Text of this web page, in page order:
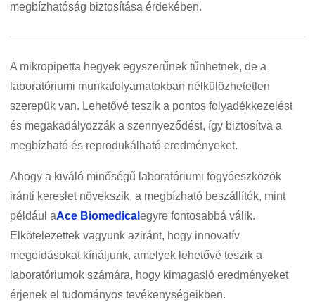
megbízhatóság biztosítása érdekében.
A mikropipetta hegyek egyszerűnek tűnhetnek, de a
laboratóriumi munkafolyamatokban nélkülözhetetlen
szerepük van. Lehetővé teszik a pontos folyadékkezelést
és megakadályozzák a szennyeződést, így biztosítva a
megbízható és reprodukálható eredményeket.
Ahogy a kiváló minőségű laboratóriumi fogyóeszközök
iránti kereslet növekszik, a megbízható beszállítók, mint
például aAce Biomedicalegyre fontosabbá válik.
Elkötelezettek vagyunk aziránt, hogy innovatív
megoldásokat kínáljunk, amelyek lehetővé teszik a
laboratóriumok számára, hogy kimagasló eredményeket
érjenek el tudományos tevékenységeikben.